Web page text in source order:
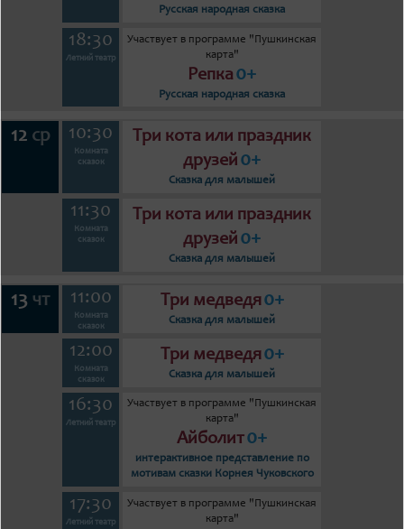
Русская народная сказка
18:30
Летний театр
Участвует в программе "Пушкинская
карта"
Репка0+
Русская народная сказка
12ср 10:30
Комната
сказок
Три кота или праздник
друзей0+
Сказка для малышей
11:30
Комната
сказок
Три кота или праздник
друзей0+
Сказка для малышей
13 чт 11:00
Комната
сказок
Три медведя0+
Сказка для малышей
12:00
Комната
сказок
Три медведя0+
Сказка для малышей
16:30
Летний театр
Участвует в программе "Пушкинская
карта"
Айболит0+
интерактивное представление по
мотивам сказки Корнея Чуковского
17:30
Летний театр
Участвует в программе "Пушкинская
карта"